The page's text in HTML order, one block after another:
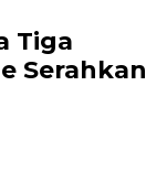
Tiga
Serahkan